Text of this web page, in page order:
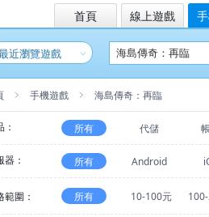
首頁 線上遊戲
近瀏覽遊戲
手機遊戲 海島傳奇：再臨
： 所有 代儲
器： 所有 Android
範圍： 所有 10-100元